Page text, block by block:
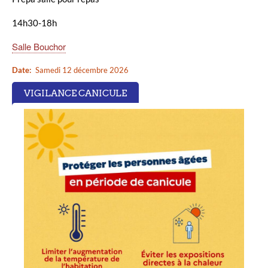
14h30-18h
Salle Bouchor
Date Samedi 12 décembre 2026
VIGILANCE CANICULE